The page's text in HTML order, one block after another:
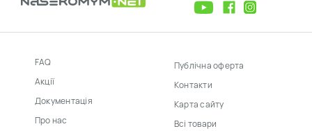
FAQ
Акції
Документація
Про нас
Публічна оферта
Контакти
Карта сайту
Всі товари